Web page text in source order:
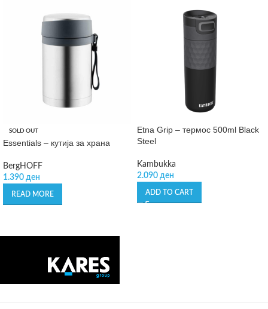
SOLD OUT
Essentials – кутија за храна
BergHOFF
1.390 ден
READ MORE
Etna Grip – термос 500ml Black
Steel
Kambukka
2.090 ден
ADD TO CART